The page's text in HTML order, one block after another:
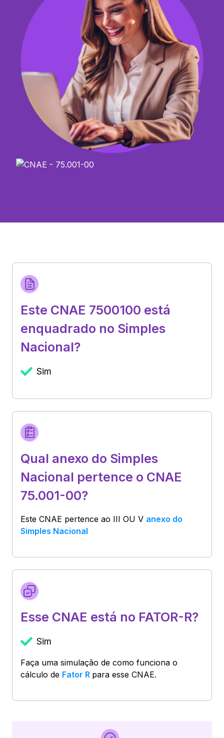
Este CNAE 7500100 está
enquadrado no Simples
Nacional?
Sim
Qual anexo do Simples
Nacional pertence o CNAE
75.001-00?
Este CNAE pertence ao III OU V anexo do
Simples Nacional
Esse CNAE está no FATOR-R?
Sim
Faça uma simulação de como funciona o
cálculo de Fator R para esse CNAE.